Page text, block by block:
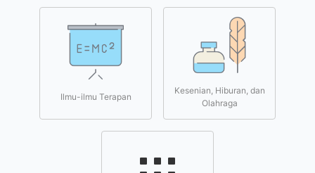
Ilmu-ilmu Terapan
Kesenian, Hiburan, dan
Olahraga